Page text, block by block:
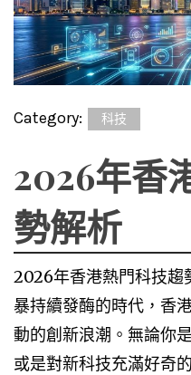
Category: 科技
2026年香
勢解析
2026年香港熱門科技趨
暴持續發酶的時代，香
動的創新浪潮。無論你
或是對新科技充滿好奇